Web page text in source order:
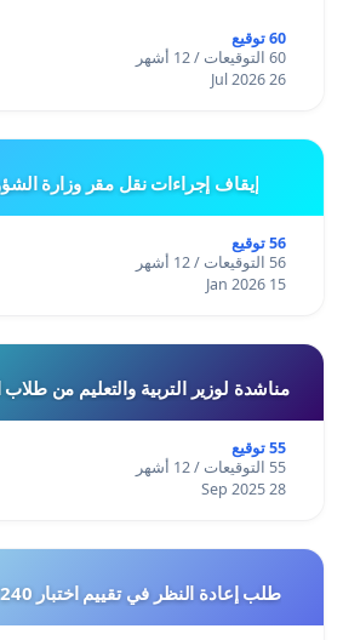
60 توقيع
60 التوقيعات / 12 أشهر
26 Jul 2026
إيقاف إجراءات نقل مقر وزارة
56 توقيع
56 التوقيعات / 12 أشهر
15 Jan 2026
مناشدة لوزير التربية والتعليم من
55 توقيع
55 التوقيعات / 12 أشهر
28 Sep 2025
طلب إعادة النظر في تقييم اختبار MAT240 ومنح Bonus